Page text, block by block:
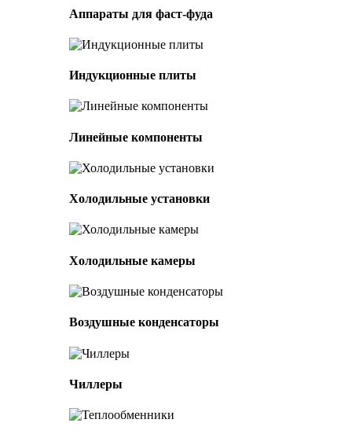
Аппараты для фаст-фуда
Индукционные плиты
Линейные компоненты
Холодильные установки
Холодильные камеры
Воздушные конденсаторы
Чиллеры